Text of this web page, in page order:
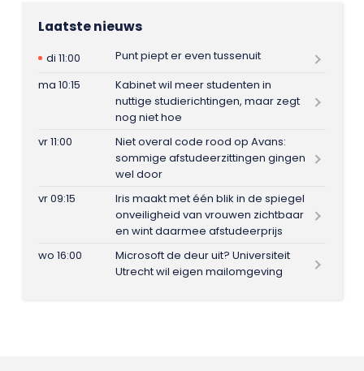
Laatste nieuws
di 11:00
Punt piept er even tussenuit
ma 10:15
Kabinet wil meer studenten in
nuttige studierichtingen, maar zegt
nog niet hoe
vr 11:00
Niet overal code rood op Avans:
sommige afstudeerzittingen gingen
wel door
vr 09:15
Iris maakt met één blik in de spiegel
onveiligheid van vrouwen zichtbaar
en wint daarmee afstudeerprijs
wo 16:00
Microsoft de deur uit? Universiteit
Utrecht wil eigen mailomgeving